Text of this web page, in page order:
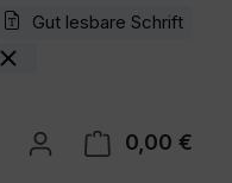
Gut lesbare Schrift
0,00 €